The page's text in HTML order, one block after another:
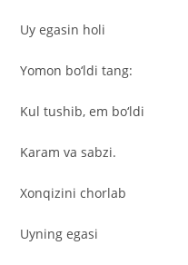
Uy egasin holi
Yomon bo‘ldi tang:
Kul tushib, em bo‘ldi
Karam va sabzi.
Xonqizini chorlab
Uyning egasi